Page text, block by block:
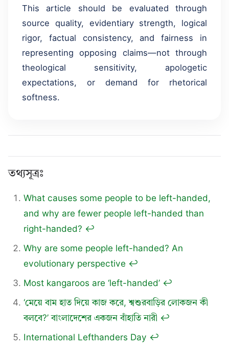
This article should be evaluated through
source quality, evidentiary strength, logical
rigor, factual consistency, and fairness in
representing opposing claims—not through
theological sensitivity, apologetic
expectations, or demand for rhetorical
softness.
তথ্যসূত্রঃ
What causes some people to be left-handed,
and why are fewer people left-handed than
right-handed? ↩︎
Why are some people left-handed? An
evolutionary perspective ↩︎
Most kangaroos are ‘left-handed’ ↩︎
‘মেয়ে বাম হাত দিয়ে কাজ করে, শ্বশুরবাড়ির লোকজন কী
বলবে?’ বাংলাদেশের একজন বাঁহাতি নারী ↩︎
International Lefthanders Day ↩︎